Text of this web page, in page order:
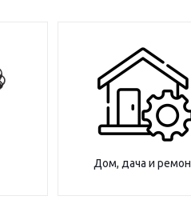
Дом, дача и